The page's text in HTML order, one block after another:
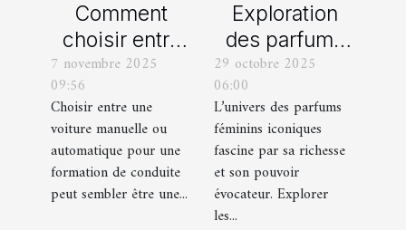
Comment
choisir entre
une voiture
manuelle ou
automatique
pour votre
formation de
conduite ?
7 novembre 2025
09:56
Choisir entre une
voiture manuelle ou
automatique pour une
formation de conduite
peut sembler être une...
Exploration
des parfums
féminins
iconiques et
leurs
variations
29 octobre 2025
06:00
L’univers des parfums
féminins iconiques
fascine par sa richesse
et son pouvoir
évocateur. Explorer
les...